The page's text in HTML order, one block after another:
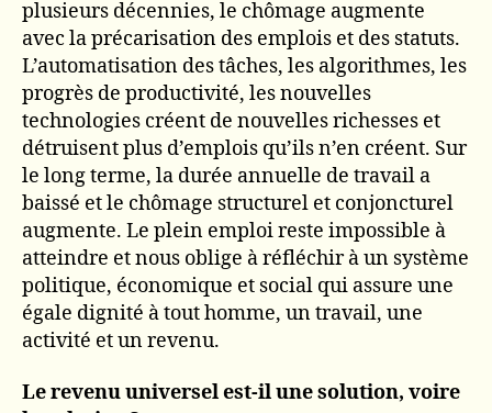
plusieurs décennies, le chômage augmente
avec la précarisation des emplois et des statuts.
L’automatisation des tâches, les algorithmes, les
progrès de productivité, les nouvelles
technologies créent de nouvelles richesses et
détruisent plus d’emplois qu’ils n’en créent. Sur
le long terme, la durée annuelle de travail a
baissé et le chômage structurel et conjoncturel
augmente. Le plein emploi reste impossible à
atteindre et nous oblige à réfléchir à un système
politique, économique et social qui assure une
égale dignité à tout homme, un travail, une
activité et un revenu.
Le revenu universel est-il une solution, voire